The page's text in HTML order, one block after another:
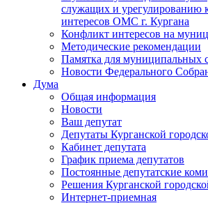
служащих и урегулированию
интересов ОМС г. Кургана
Конфликт интересов на
Методические рекомендации
Памятка для муниципальных
Новости Федерального
Дума
Общая информация
Новости
Ваш депутат
Депутаты Курганской
Кабинет депутата
График приема депутатов
Постоянные депутатские
Решения Курганской
Интернет-приемная